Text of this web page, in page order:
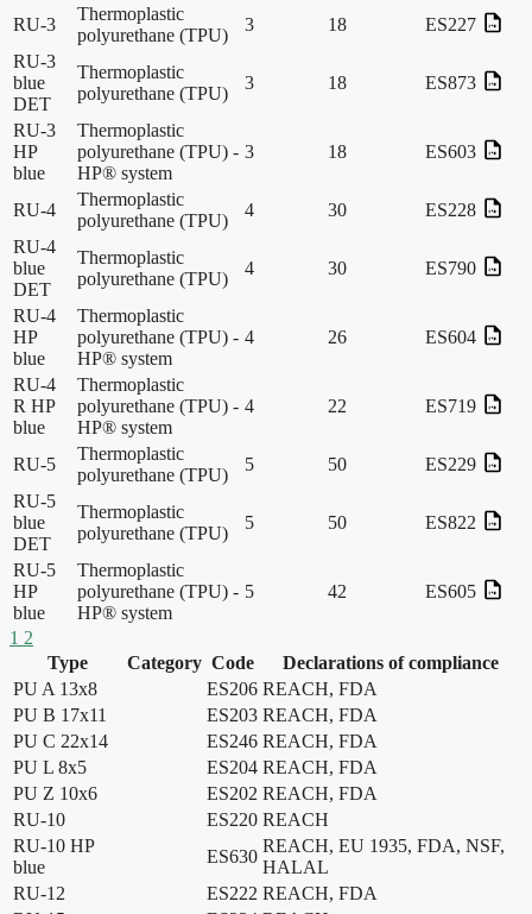
RU-3
Thermoplastic
polyurethane (TPU)
3 18
ES227
RU-3
blue
DET
Thermoplastic
polyurethane (TPU)
3 18 ES873
RU-3
HP
blue
Thermoplastic
polyurethane (TPU) -
HP® system
3 18 ES603
RU-4
Thermoplastic
polyurethane (TPU)
4 30
ES228
RU-4
blue
DET
Thermoplastic
polyurethane (TPU)
4 30 ES790
RU-4
HP
blue
Thermoplastic
polyurethane (TPU) -
HP® system
4 26 ES604
RU-4
R HP
blue
Thermoplastic
polyurethane (TPU) -
HP® system
4 22 ES719
RU-5
Thermoplastic
polyurethane (TPU)
5 50
ES229
RU-5
blue
DET
Thermoplastic
polyurethane (TPU)
5 50 ES822
RU-5
HP
blue
Thermoplastic
polyurethane (TPU) -
HP® system
5 42 ES605
1 2
Type
Category Code
Declarations of compliance
PU A 13x8
ES206 REACH, FDA
PU B 17x11
ES203 REACH, FDA
PU C 22x14
ES246 REACH, FDA
PU L 8x5
ES204 REACH, FDA
PU Z 10x6
ES202 REACH, FDA
RU-10
ES220 REACH
RU-10 HP
blue
ES630
REACH, EU 1935, FDA, NSF,
HALAL
RU-12
ES222 REACH, FDA